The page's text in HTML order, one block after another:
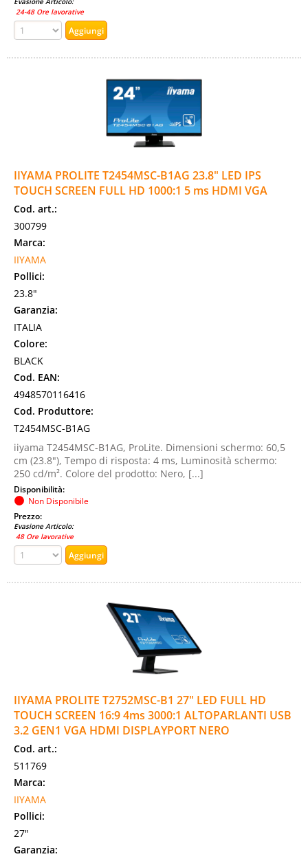
24-48 Ore lavorative
IIYAMA PROLITE T2454MSC-B1AG 23.8" LED IPS
TOUCH SCREEN FULL HD 1000:1 5 ms HDMI VGA
Cod. art.:
300799
Marca:
IIYAMA
Pollici:
23.8"
Garanzia:
ITALIA
Colore:
BLACK
Cod. EAN:
4948570116416
Cod. Produttore:
T2454MSC-B1AG
iiyama T2454MSC-B1AG, ProLite. Dimensioni schermo: 60,5
cm (23.8"), Tempo di risposta: 4 ms, Luminosità schermo:
250 cd/m². Colore del prodotto: Nero, [...]
Disponibilità:
Non Disponibile
Prezzo:
Evasione Articolo:
48 Ore lavorative
IIYAMA PROLITE T2752MSC-B1 27" LED FULL HD
TOUCH SCREEN 16:9 4ms 3000:1 ALTOPARLANTI USB
3.2 GEN1 VGA HDMI DISPLAYPORT NERO
Cod. art.:
511769
Marca:
IIYAMA
Pollici:
27"
Garanzia: